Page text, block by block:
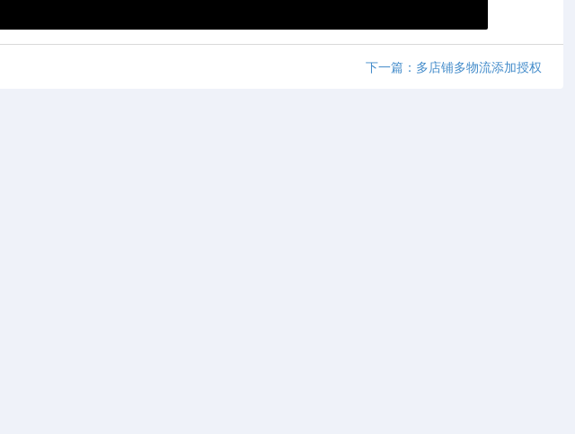
下一篇：多店铺多物流添加授权